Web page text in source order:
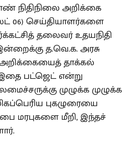
நிதிநிலை அறிக்கை
06) செய்தியாளர்களை
தலைவர் உதயநிதி
த.வெ.க. அரசு
தாக்கல்
இதை பட்ஜெட் என்று
முழுக்க முழுக்க
புகழுரையை
மரபுகளை மீறி, இந்தச்